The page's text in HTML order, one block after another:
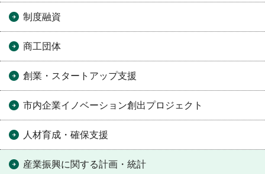
制度融資
商工団体
創業・スタートアップ支援
市内企業イノベーション創出プロジェクト
人材育成・確保支援
産業振興に関する計画・統計